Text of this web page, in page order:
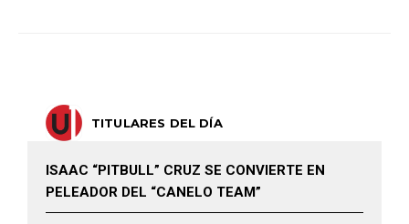
TITULARES DEL DÍA
ISAAC “PITBULL” CRUZ SE CONVIERTE EN
PELEADOR DEL “CANELO TEAM”